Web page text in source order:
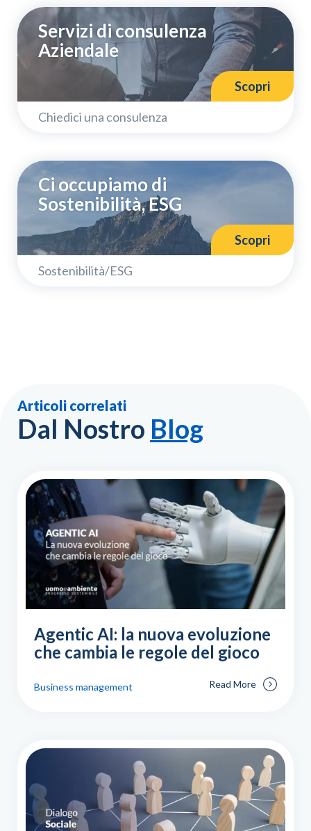
Servizi di consulenza
Aziendale
Scopri
Chiedici una consulenza
Ci occupiamo di
Sostenibilità, ESG
Scopri
Sostenibilità/ESG
Articoli correlati
Dal Nostro Blog
Agentic AI: la nuova evoluzione
che cambia le regole del gioco
Business management Read More
Newsletter
Iscrivimi